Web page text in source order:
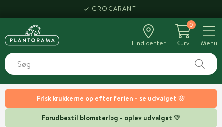
Frisk krukkerne op efter ferien - se udvalget 🌸
Forudbestil blomsterløg - oplev udvalget 💚
GROGARANTI
Find center
0
Kurv
Menu